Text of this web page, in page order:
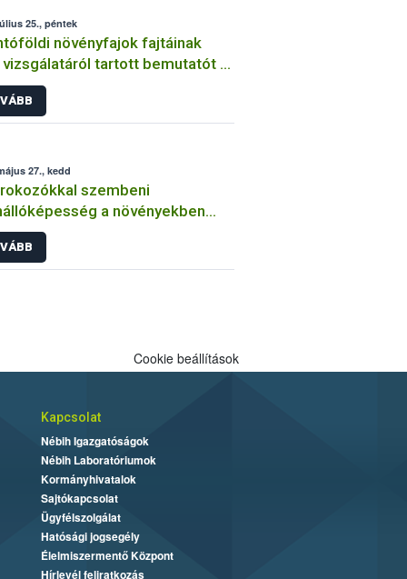
25., péntek
növényfajok fajtáinak
vizsgálatáról tartott bemutatót a
27., kedd
szembeni
a növényekben
végzi a kórtani
a Nébih?
Cookie beállítások
Kapcsolat
Nébih Igazgatóságok
Nébih Laboratóriumok
Kormányhivatalok
Sajtókapcsolat
Ügyfélszolgálat
Hatósági jogsegély
Élelmiszermentő Központ
Hírlevél feliratkozás